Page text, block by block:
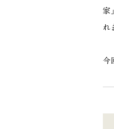
家
れ
今